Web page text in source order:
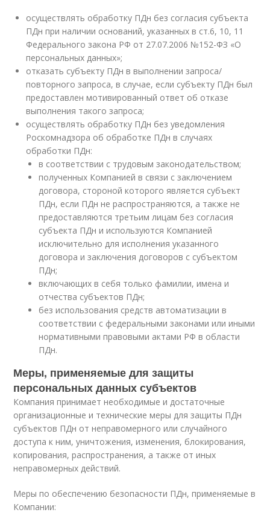
осуществлять обработку ПДн без согласия субъекта
ПДн при наличии оснований, указанных в ст.6, 10, 11
Федерального закона РФ от 27.07.2006 №152-ФЗ «О
персональных данных»;
отказать субъекту ПДн в выполнении запроса/
повторного запроса, в случае, если субъекту ПДн был
предоставлен мотивированный ответ об отказе
выполнения такого запроса;
осуществлять обработку ПДн без уведомления
Роскомнадзора об обработке ПДн в случаях
обработки ПДн:
в соответствии с трудовым законодательством;
полученных Компанией в связи с заключением
договора, стороной которого является субъект
ПДн, если ПДн не распространяются, а также не
предоставляются третьим лицам без согласия
субъекта ПДн и используются Компанией
исключительно для исполнения указанного
договора и заключения договоров с субъектом
ПДн;
включающих в себя только фамилии, имена и
отчества субъектов ПДн;
без использования средств автоматизации в
соответствии с федеральными законами или иными
нормативными правовыми актами РФ в области
ПДн.
Меры, применяемые для защиты
персональных данных субъектов
Компания принимает необходимые и достаточные
организационные и технические меры для защиты ПДн
субъектов ПДн от неправомерного или случайного
доступа к ним, уничтожения, изменения, блокирования,
копирования, распространения, а также от иных
неправомерных действий.
Меры по обеспечению безопасности ПДн, применяемые в
Компании: